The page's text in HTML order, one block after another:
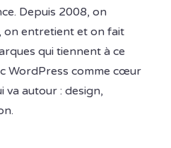
Depuis 2008, on
on entretient et on fait
qui tiennent à ce
WordPress comme cœur
va autour : design,